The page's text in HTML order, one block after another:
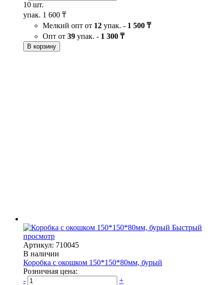
10 шт.
упак. 1 600 ₸
Мелкий опт от 12 упак. - 1 500 ₸
Опт от 39 упак. - 1 300 ₸
В корзину
Быстрый
просмотр
Артикул: 710045
В наличии
Коробка с окошком 150*150*80мм, бурый
Розничная цена:
-
+